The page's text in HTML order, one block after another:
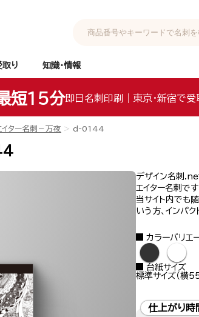
り 知識・情報
短15分即日名刺印刷｜東京・新宿で受
イター名刺－万夜 d-0144
デザイン名刺
エイター名刺で
当サイト内でも
いう方、インパ
カラーバリエ
● ●
台紙サイズ
標準サイズ（横
仕上がり